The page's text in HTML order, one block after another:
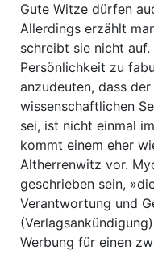
Gute Witze dürfen
Allerdings erzählt
schreibt sie nicht
Persönlichkeit zu
anzudeuten, dass
wissenschaftlichen
sei, ist nicht einmal
kommt einem eher
Altherrenwitz vor.
geschrieben sein,
Verantwortung und
Werbung für einen